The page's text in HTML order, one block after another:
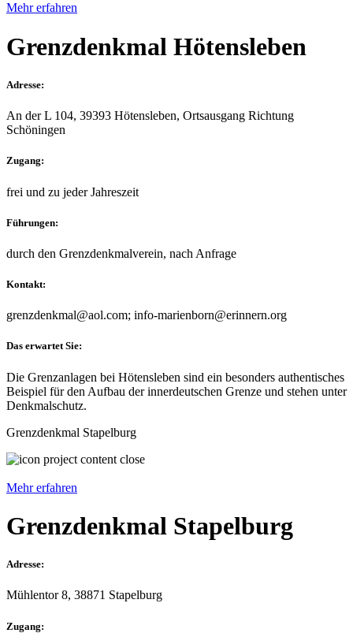
Mehr erfahren
Grenzdenkmal Hötensleben
Adresse:
An der L 104, 39393 Hötensleben, Ortsausgang Richtung
Schöningen
Zugang:
frei und zu jeder Jahreszeit
Führungen:
durch den Grenzdenkmalverein, nach Anfrage
Kontakt:
grenzdenkmal@aol.com; info-marienborn@erinnern.org
Das erwartet Sie:
Die Grenzanlagen bei Hötensleben sind ein besonders authentisches
Beispiel für den Aufbau der innerdeutschen Grenze und stehen unter
Denkmalschutz.
Grenzdenkmal Stapelburg
Mehr erfahren
Grenzdenkmal Stapelburg
Adresse:
Mühlentor 8, 38871 Stapelburg
Zugang: